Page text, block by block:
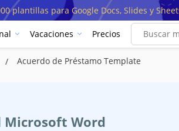
plantillas para Google Docs, Slides y
Vacaciones Precios
Acuerdo de Préstamo Template
Microsoft Word